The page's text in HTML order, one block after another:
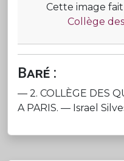
Cette image
Collège
Baré :
— 2. COLLÈGE DES
A PARIS. — Israel